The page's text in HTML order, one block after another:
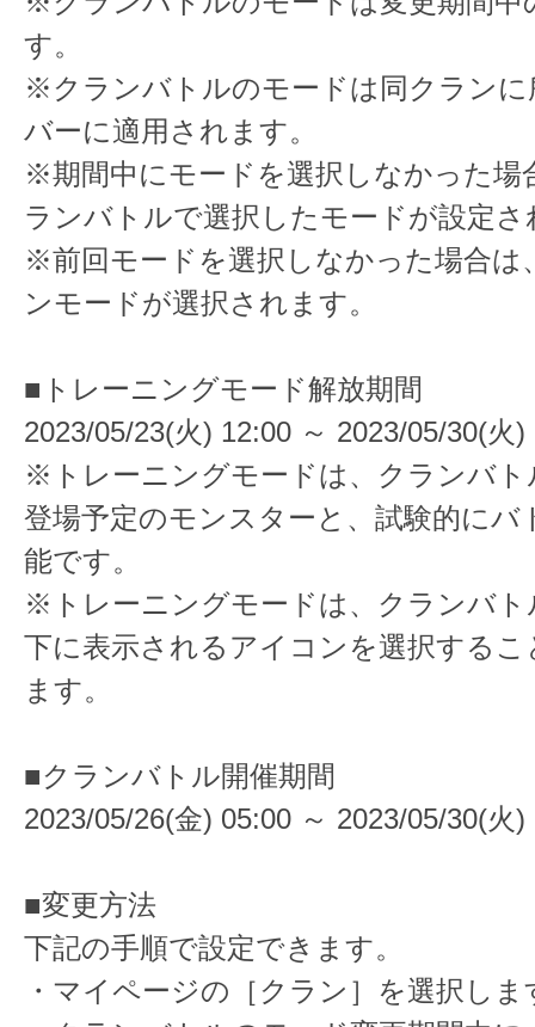
す。
※クランバトルのモードは同クランに
バーに適用されます。
※期間中にモードを選択しなかった場
ランバトルで選択したモードが設定さ
※前回モードを選択しなかった場合は
ンモードが選択されます。
■トレーニングモード解放期間
2023/05/23(火) 12:00 ～ 2023/05/30(火)
※トレーニングモードは、クランバト
登場予定のモンスターと、試験的にバ
能です。
※トレーニングモードは、クランバト
下に表示されるアイコンを選択する
ます。
■クランバトル開催期間
2023/05/26(金) 05:00 ～ 2023/05/30(火)
■変更方法
下記の手順で設定できます。
・マイページの［クラン］を選択しま